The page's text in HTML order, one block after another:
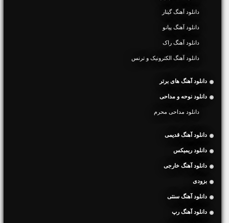
دانلود آهنگ گیتار
دانلود آهنگ پیانو
دانلود آهنگ راک
دانلود آهنگ الکترونیک و ترنس
دانلود آهنگ های برتر
دانلود نوحه و مداحی
دانلود مداحی محرم
دانلود آهنگ قدیمی
دانلود ریمیکس
دانلود آهنگ خارجی
بزودی
دانلود آهنگ سنتی
دانلود آهنگ رپ